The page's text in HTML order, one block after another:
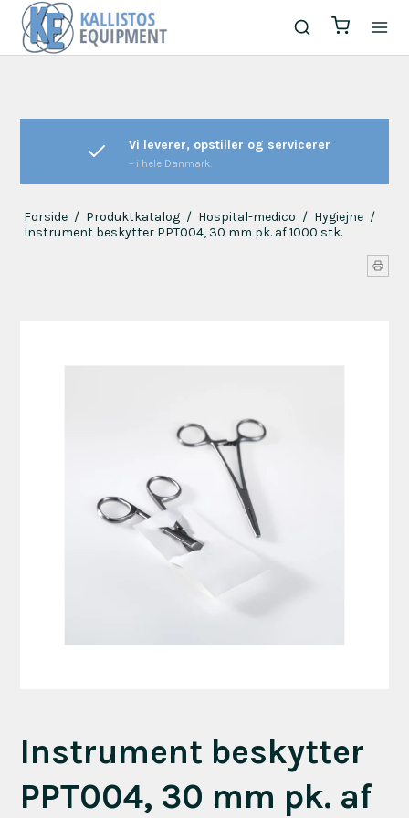
Vi leverer, opstiller og servicerer
– i hele Danmark.
Forside / Produktkatalog / Hospital-medico / Hygiejne /
Instrument beskytter PPT004, 30 mm pk. af 1000 stk.
Instrument beskytter
PPT004, 30 mm pk. af